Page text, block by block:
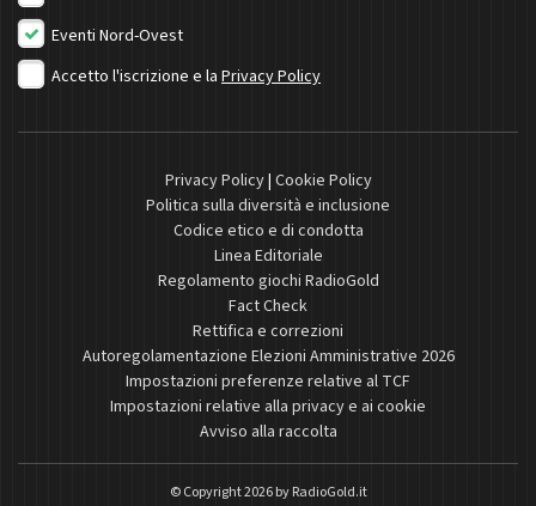
Eventi Nord-Ovest
Accetto l'iscrizione e la Privacy Policy
Privacy Policy| Cookie Policy
Politica sulla diversità e inclusione
Codice etico e di condotta
Linea Editoriale
Regolamento giochi RadioGold
Fact Check
Rettifica e correzioni
Autoregolamentazione Elezioni Amministrative 2026
Impostazioni preferenze relative al TCF
Impostazioni relative alla privacy e ai cookie
Avviso alla raccolta
© Copyright 2026 byRadioGold.it